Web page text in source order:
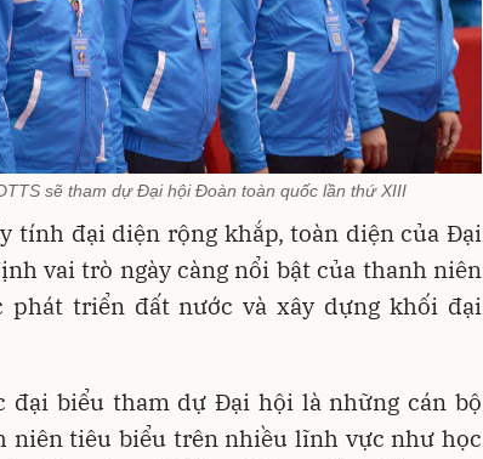
sẽ tham dự Đại hội Đoàn toàn quốc lần thứ XIII
tính đại diện rộng khắp, toàn diện của Đại
vai trò ngày càng nổi bật của thanh niên
phát triển đất nước và xây dựng khối đại
đại biểu tham dự Đại hội là những cán bộ
niên tiêu biểu trên nhiều lĩnh vực như học